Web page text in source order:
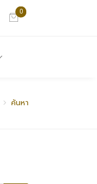
0
ค้นหา